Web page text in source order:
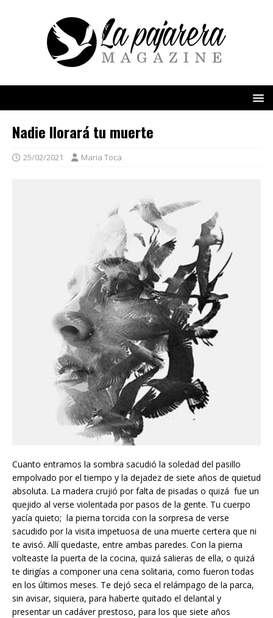
Nadie llorará tu muerte
25/02/2021 Maria Toca
Cuanto entramos la sombra sacudió la soledad del pasillo
empolvado por el tiempo y la dejadez de siete años de quietud
absoluta. La madera crujió por falta de pisadas o quizá fue un
quejido al verse violentada por pasos de la gente. Tu cuerpo
yacía quieto; la pierna torcida con la sorpresa de verse
sacudido por la visita impetuosa de una muerte certera que ni
te avisó. Allí quedaste, entre ambas paredes. Con la pierna
volteaste la puerta de la cocina, quizá salieras de ella, o quizá
te dirigías a componer una cena solitaria, como fueron todas
en los últimos meses. Te dejó seca el relámpago de la parca,
sin avisar, siquiera, para haberte quitado el delantal y
presentar un cadáver prestoso, para los que siete años